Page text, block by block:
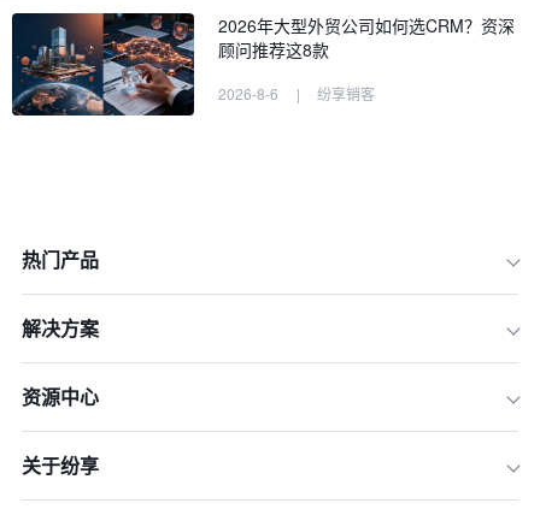
二、制定有效的沟通计划
2026年大型外贸公司如何选CRM？资深
顾问推荐这8款
2026-8-6 | 纷享销客
热门产品
解决方案
资源中心
关于纷享